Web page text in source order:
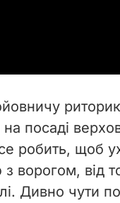
i
d
e
посаді
робить, щоб
ворогом, від
Дивно чути